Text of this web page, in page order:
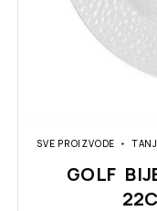
SVE PROIZVODE
GOLF